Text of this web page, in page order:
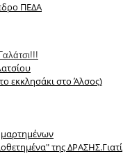
ΠΕΔΑ
εκκλησάκι στο Άλσος)
της ΔΡΑΣΗΣ.Γιατί